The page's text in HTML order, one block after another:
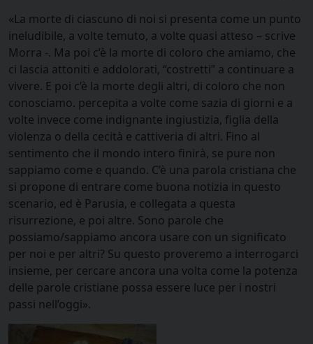
«La morte di ciascuno di noi si presenta come un punto
ineludibile, a volte temuto, a volte quasi atteso – scrive
Morra -. Ma poi c’è la morte di coloro che amiamo, che
ci lascia attoniti e addolorati, “costretti” a continuare a
vivere. E poi c’è la morte degli altri, di coloro che non
conosciamo. percepita a volte come sazia di giorni e a
volte invece come indignante ingiustizia, figlia della
violenza o della cecità e cattiveria di altri. Fino al
sentimento che il mondo intero finirà, se pure non
sappiamo come e quando. C’è una parola cristiana che
si propone di entrare come buona notizia in questo
scenario, ed è Parusia, e collegata a questa
risurrezione, e poi altre. Sono parole che
possiamo/sappiamo ancora usare con un significato
per noi e per altri? Su questo proveremo a interrogarci
insieme, per cercare ancora una volta come la potenza
delle parole cristiane possa essere luce per i nostri
passi nell’oggi».